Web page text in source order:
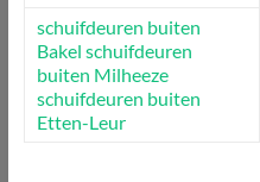
schuifdeuren buiten
Bakel schuifdeuren
buiten Milheeze
schuifdeuren buiten
Etten-Leur